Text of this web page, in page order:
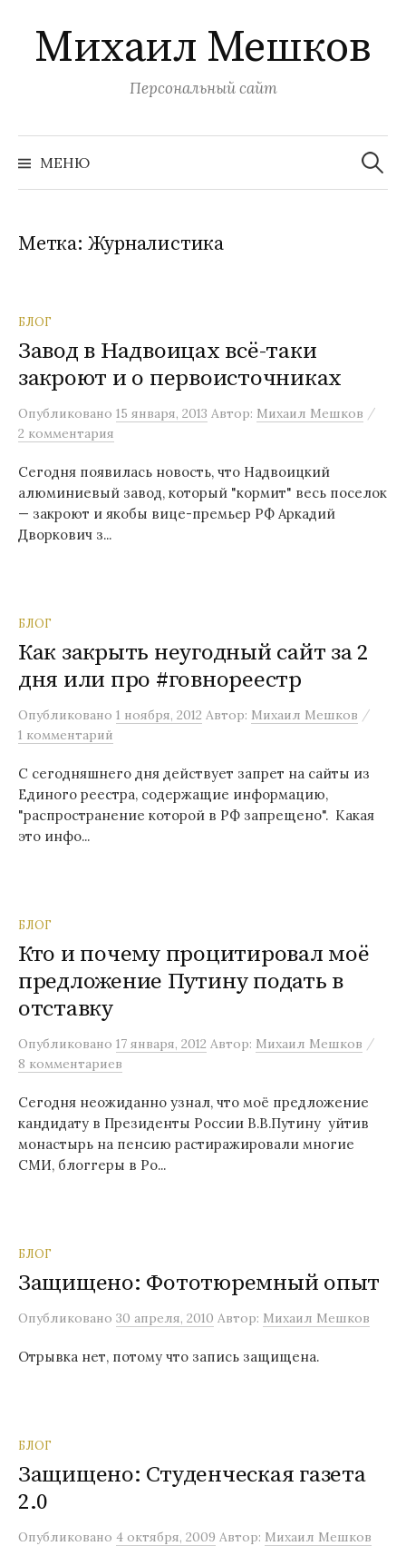
содержимому
Михаил Мешков
Персональный сайт
МЕНЮ
Найти:
Метка: Журналистика
БЛОГ
Завод в Надвоицах всё-таки
закроют и о первоисточниках
Опубликовано 15 января, 2013 Автор: Михаил Мешков /
2 комментария
Сегодня появилась новость, что Надвоицкий
алюминиевый завод, который "кормит" весь поселок
— закроют и якобы вице-премьер РФ Аркадий
Дворкович з...
БЛОГ
Как закрыть неугодный сайт за 2
дня или про #говнореестр
Опубликовано 1 ноября, 2012 Автор: Михаил Мешков /
1 комментарий
С сегодняшнего дня действует запрет на сайты из
Единого реестра, содержащие информацию,
"распространение которой в РФ запрещено". Какая
это инфо...
БЛОГ
Кто и почему процитировал моё
предложение Путину подать в
отставку
Опубликовано 17 января, 2012 Автор: Михаил Мешков /
8 комментариев
Сегодня неожиданно узнал, что моё предложение
кандидату в Президенты России В.В.Путину уйтив
монастырь на пенсию растиражировали многие
СМИ, блоггеры в Ро...
БЛОГ
Защищено: Фототюремный опыт
Опубликовано 30 апреля, 2010 Автор: Михаил Мешков
Отрывка нет, потому что запись защищена.
БЛОГ
Защищено: Студенческая газета
2.0
Опубликовано 4 октября, 2009 Автор: Михаил Мешков